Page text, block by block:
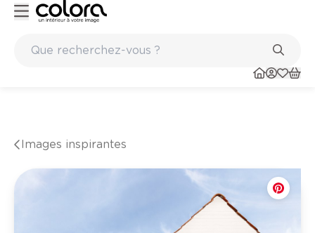
Images inspirantes